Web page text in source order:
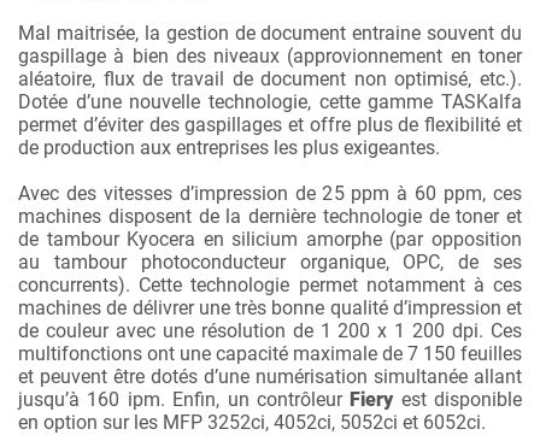
Mal maitrisée, la gestion de document entraine souvent du
gaspillage à bien des niveaux (approvionnement en toner
aléatoire, flux de travail de document non optimisé, etc.).
Dotée d’une nouvelle technologie, cette gamme TASKalfa
permet d’éviter des gaspillages et offre plus de flexibilité et
de production aux entreprises les plus exigeantes.
Avec des vitesses d’impression de 25 ppm à 60 ppm, ces
machines disposent de la dernière technologie de toner et
de tambour Kyocera en silicium amorphe (par opposition
au tambour photoconducteur organique, OPC, de ses
concurrents). Cette technologie permet notamment à ces
machines de délivrer une très bonne qualité d’impression et
de couleur avec une résolution de 1 200 x 1 200 dpi. Ces
multifonctions ont une capacité maximale de 7 150 feuilles
et peuvent être dotés d’une numérisation simultanée allant
jusqu’à 160 ipm. Enfin, un contrôleurFieryest disponible
en option sur les MFP 3252ci, 4052ci, 5052ci et 6052ci.